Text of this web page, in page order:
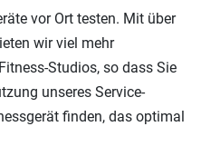
vor Ort testen. Mit über
wir viel mehr
Studios, so dass Sie
unseres Service-
finden, das optimal